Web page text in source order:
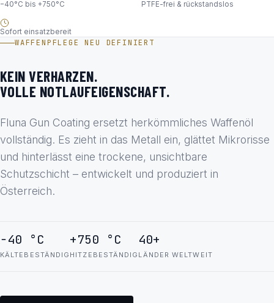
−40°C bis +750°C PTFE-frei & rückstandslos
Sofort einsatzbereit
WAFFENPFLEGE NEU DEFINIERT
KEIN VERHARZEN.
VOLLE NOTLAUFEIGENSCHAFT.
Fluna Gun Coating ersetzt herkömmliches Waffenöl
vollständig. Es zieht in das Metall ein, glättet Mikrorisse
und hinterlässt eine trockene, unsichtbare
Schutzschicht – entwickelt und produziert in
Österreich.
−40 °C
KÄLTEBESTÄNDIG
+750 °C
HITZEBESTÄNDIG
40+
LÄNDER WELTWEIT